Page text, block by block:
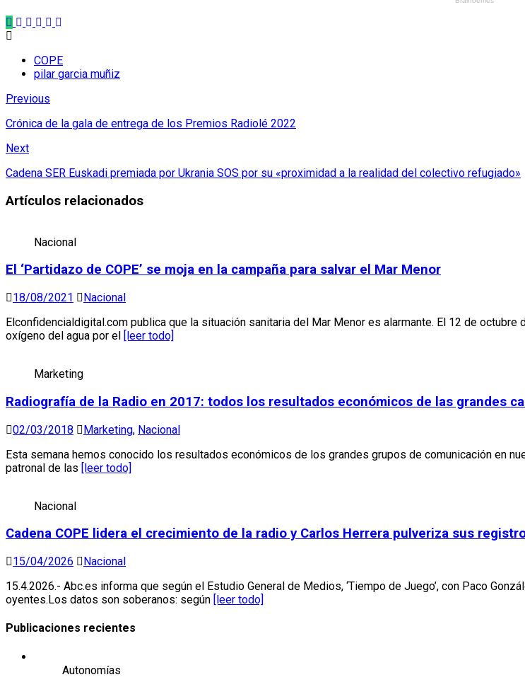
COPE
pilar garcia muñiz
Previous
Crónica de la gala de entrega de los Premios Radiolé 2022
Next
Cadena SER Euskadi premiada por Ukrania SOS por su «proximidad a la realidad del colectivo refugiado»
Artículos relacionados
Nacional
El ‘Partidazo de COPE’ se moja en la campaña para salvar el Mar Menor
18/08/2021
Nacional
Elconfidencialdigital.com publica que la situación sanitaria del Mar Menor es alarmante. El 12 de
oxígeno del agua por el
[leer todo]
Marketing
Radiografía de la Radio en 2017: todos los resultados económicos de las grandes
02/03/2018 Marketing, Nacional
Esta semana hemos conocido los resultados económicos de los grandes grupos de comunicación en
patronal de las [leer todo]
Nacional
Cadena COPE lidera el crecimiento de la radio y Carlos Herrera pulveriza sus
15/04/2026
Nacional
15.4.2026.- Abc.es informa que según el Estudio General de Medios, ‘Tiempo de Juego’, con Paco
oyentes.Los datos son soberanos: según [leer todo]
Publicaciones recientes
Autonomías